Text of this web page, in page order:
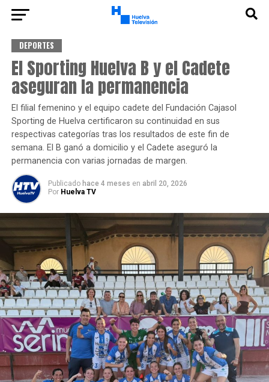
DEPORTES
El Sporting Huelva B y el Cadete
aseguran la permanencia
El filial femenino y el equipo cadete del Fundación Cajasol
Sporting de Huelva certificaron su continuidad en sus
respectivas categorías tras los resultados de este fin de
semana. El B ganó a domicilio y el Cadete aseguró la
permanencia con varias jornadas de margen.
Publicado hace 4 meses en abril 20, 2026
Por Huelva TV